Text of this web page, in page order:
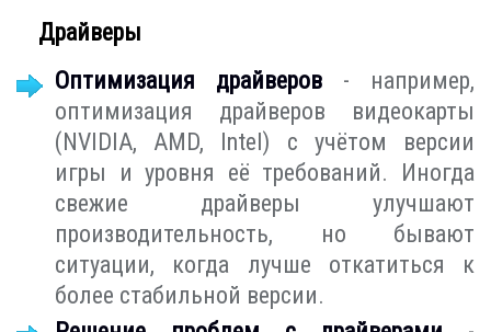
Драйверы
Оптимизация драйверов - например,
оптимизация драйверов видеокарты
(NVIDIA, AMD, Intel) с учётом версии
игры и уровня её требований. Иногда
свежие драйверы улучшают
производительность, но бывают
ситуации, когда лучше откатиться к
более стабильной версии.